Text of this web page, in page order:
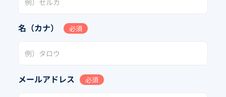
名（カナ） 必須
メールアドレス 必須